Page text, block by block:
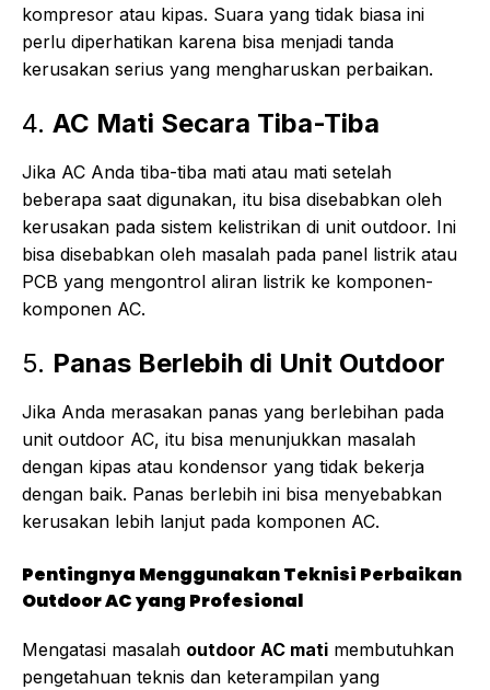
kompresor atau kipas. Suara yang tidak biasa ini
perlu diperhatikan karena bisa menjadi tanda
kerusakan serius yang mengharuskan perbaikan.
4. AC Mati Secara Tiba-Tiba
Jika AC Anda tiba-tiba mati atau mati setelah
beberapa saat digunakan, itu bisa disebabkan oleh
kerusakan pada sistem kelistrikan di unit outdoor. Ini
bisa disebabkan oleh masalah pada panel listrik atau
PCB yang mengontrol aliran listrik ke komponen-
komponen AC.
5. Panas Berlebih di Unit Outdoor
Jika Anda merasakan panas yang berlebihan pada
unit outdoor AC, itu bisa menunjukkan masalah
dengan kipas atau kondensor yang tidak bekerja
dengan baik. Panas berlebih ini bisa menyebabkan
kerusakan lebih lanjut pada komponen AC.
Pentingnya Menggunakan Teknisi Perbaikan
Outdoor AC yang Profesional
Mengatasi masalah outdoor AC mati membutuhkan
pengetahuan teknis dan keterampilan yang